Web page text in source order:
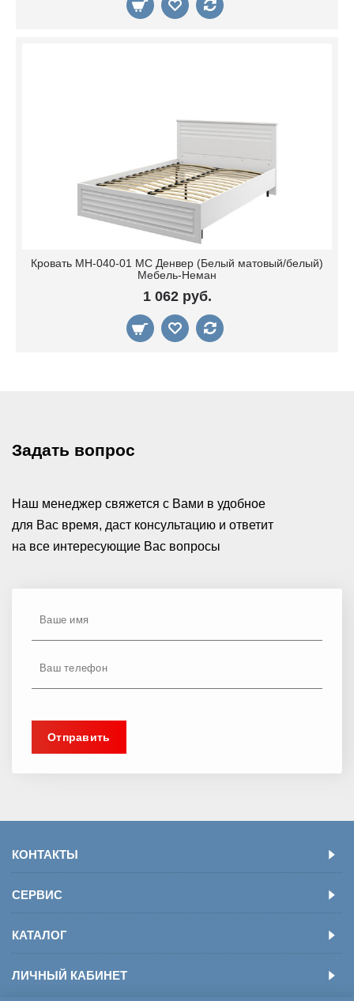
Кровать МН-040-01 МС Денвер (Белый матовый/белый)
Мебель-Неман
1 062 руб.
Задать вопрос
Наш менеджер свяжется с Вами в удобное
для Вас время, даст консультацию и ответит
на все интересующие Вас вопросы
КОНТАКТЫ
СЕРВИС
КАТАЛОГ
ЛИЧНЫЙ КАБИНЕТ